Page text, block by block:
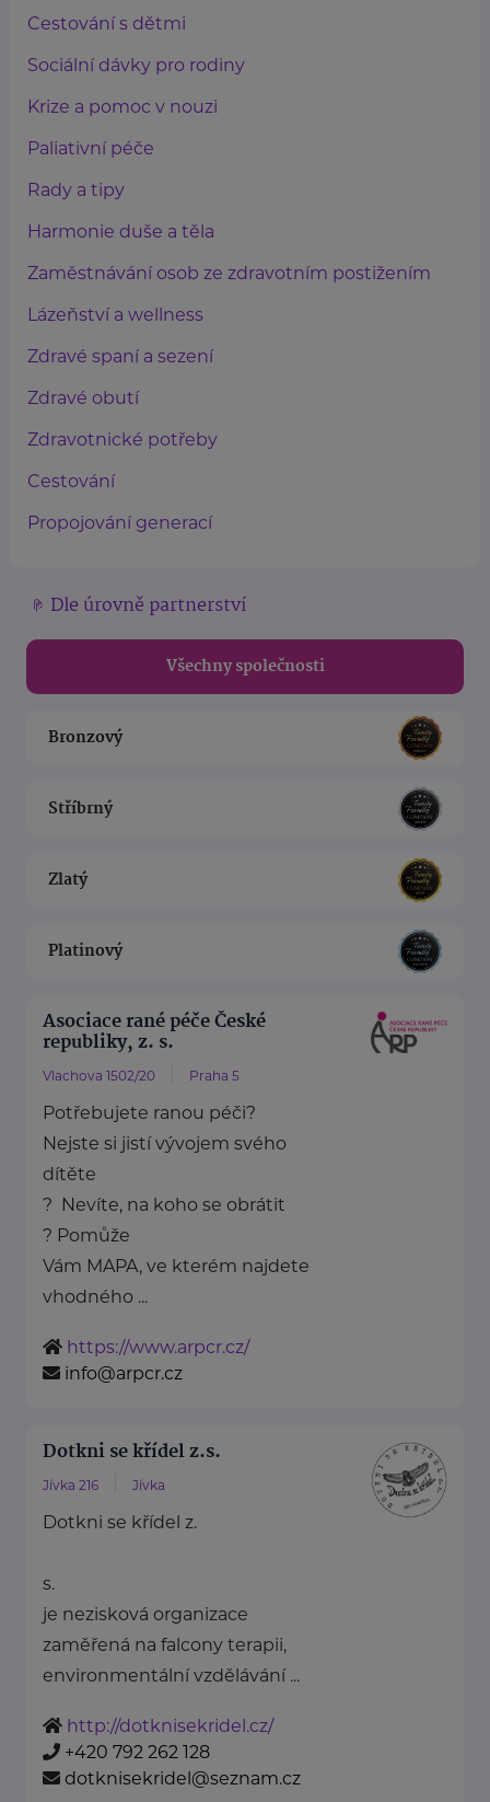
Cestování s dětmi
Sociální dávky pro rodiny
Krize a pomoc v nouzi
Paliativní péče
Rady a tipy
Harmonie duše a těla
Zaměstnávání osob ze zdravotním postižením
Lázeňství a wellness
Zdravé spaní a sezení
Zdravé obutí
Zdravotnické potřeby
Cestování
Propojování generací
Dle úrovně partnerství
Všechny společnosti
Bronzový
Stříbrný
Zlatý
Platinový
Asociace rané péče České
republiky, z. s.
Vlachova 1502/20 Praha 5
Potřebujete ranou péči?
Nejste si jistí vývojem svého
dítěte
? Nevíte, na koho se obrátit
? Pomůže
Vám MAPA, ve kterém najdete
vhodného ...
https://www.arpcr.cz/
info@arpcr.cz
Dotkni se křídel z.s.
Jívka 216 Jívka
Dotkni se křídel z.
s.
je nezisková organizace
zaměřená na falcony terapii,
environmentální vzdělávání ...
http://dotknisekridel.cz/
+420 792 262 128
dotknisekridel@seznam.cz